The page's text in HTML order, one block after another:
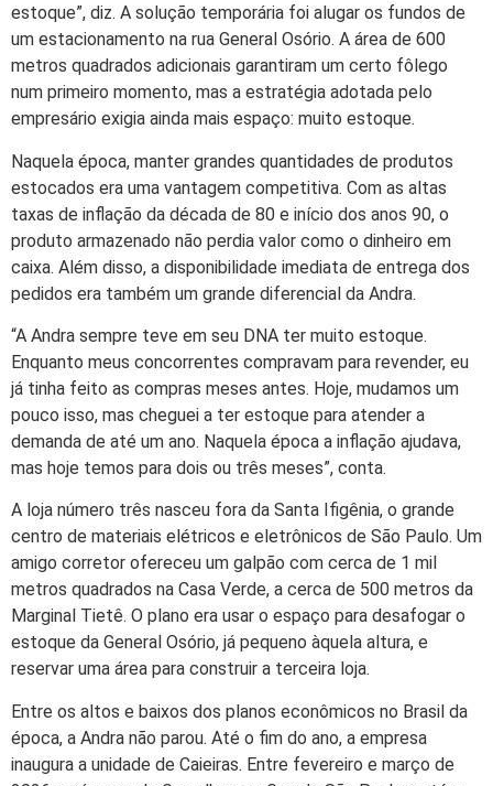
estoque”, diz. A solução temporária foi alugar os fundos de
um estacionamento na rua General Osório. A área de 600
metros quadrados adicionais garantiram um certo fôlego
num primeiro momento, mas a estratégia adotada pelo
empresário exigia ainda mais espaço: muito estoque.
Naquela época, manter grandes quantidades de produtos
estocados era uma vantagem competitiva. Com as altas
taxas de inflação da década de 80 e início dos anos 90, o
produto armazenado não perdia valor como o dinheiro em
caixa. Além disso, a disponibilidade imediata de entrega dos
pedidos era também um grande diferencial da Andra.
“A Andra sempre teve em seu DNA ter muito estoque.
Enquanto meus concorrentes compravam para revender, eu
já tinha feito as compras meses antes. Hoje, mudamos um
pouco isso, mas cheguei a ter estoque para atender a
demanda de até um ano. Naquela época a inflação ajudava,
mas hoje temos para dois ou três meses”, conta.
A loja número três nasceu fora da Santa Ifigênia, o grande
centro de materiais elétricos e eletrônicos de São Paulo. Um
amigo corretor ofereceu um galpão com cerca de 1 mil
metros quadrados na Casa Verde, a cerca de 500 metros da
Marginal Tietê. O plano era usar o espaço para desafogar o
estoque da General Osório, já pequeno àquela altura, e
reservar uma área para construir a terceira loja.
Entre os altos e baixos dos planos econômicos no Brasil da
época, a Andra não parou. Até o fim do ano, a empresa
inaugura a unidade de Caieiras. Entre fevereiro e março de